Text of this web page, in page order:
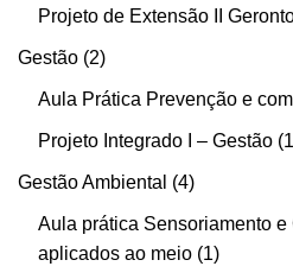
Projeto de Extensão II
Gestão 2
Aula Prática Prevenção e
Projeto Integrado I – Gestão 1
Gestão Ambiental 4
Aula prática Sensoriamento
aplicados ao meio 1